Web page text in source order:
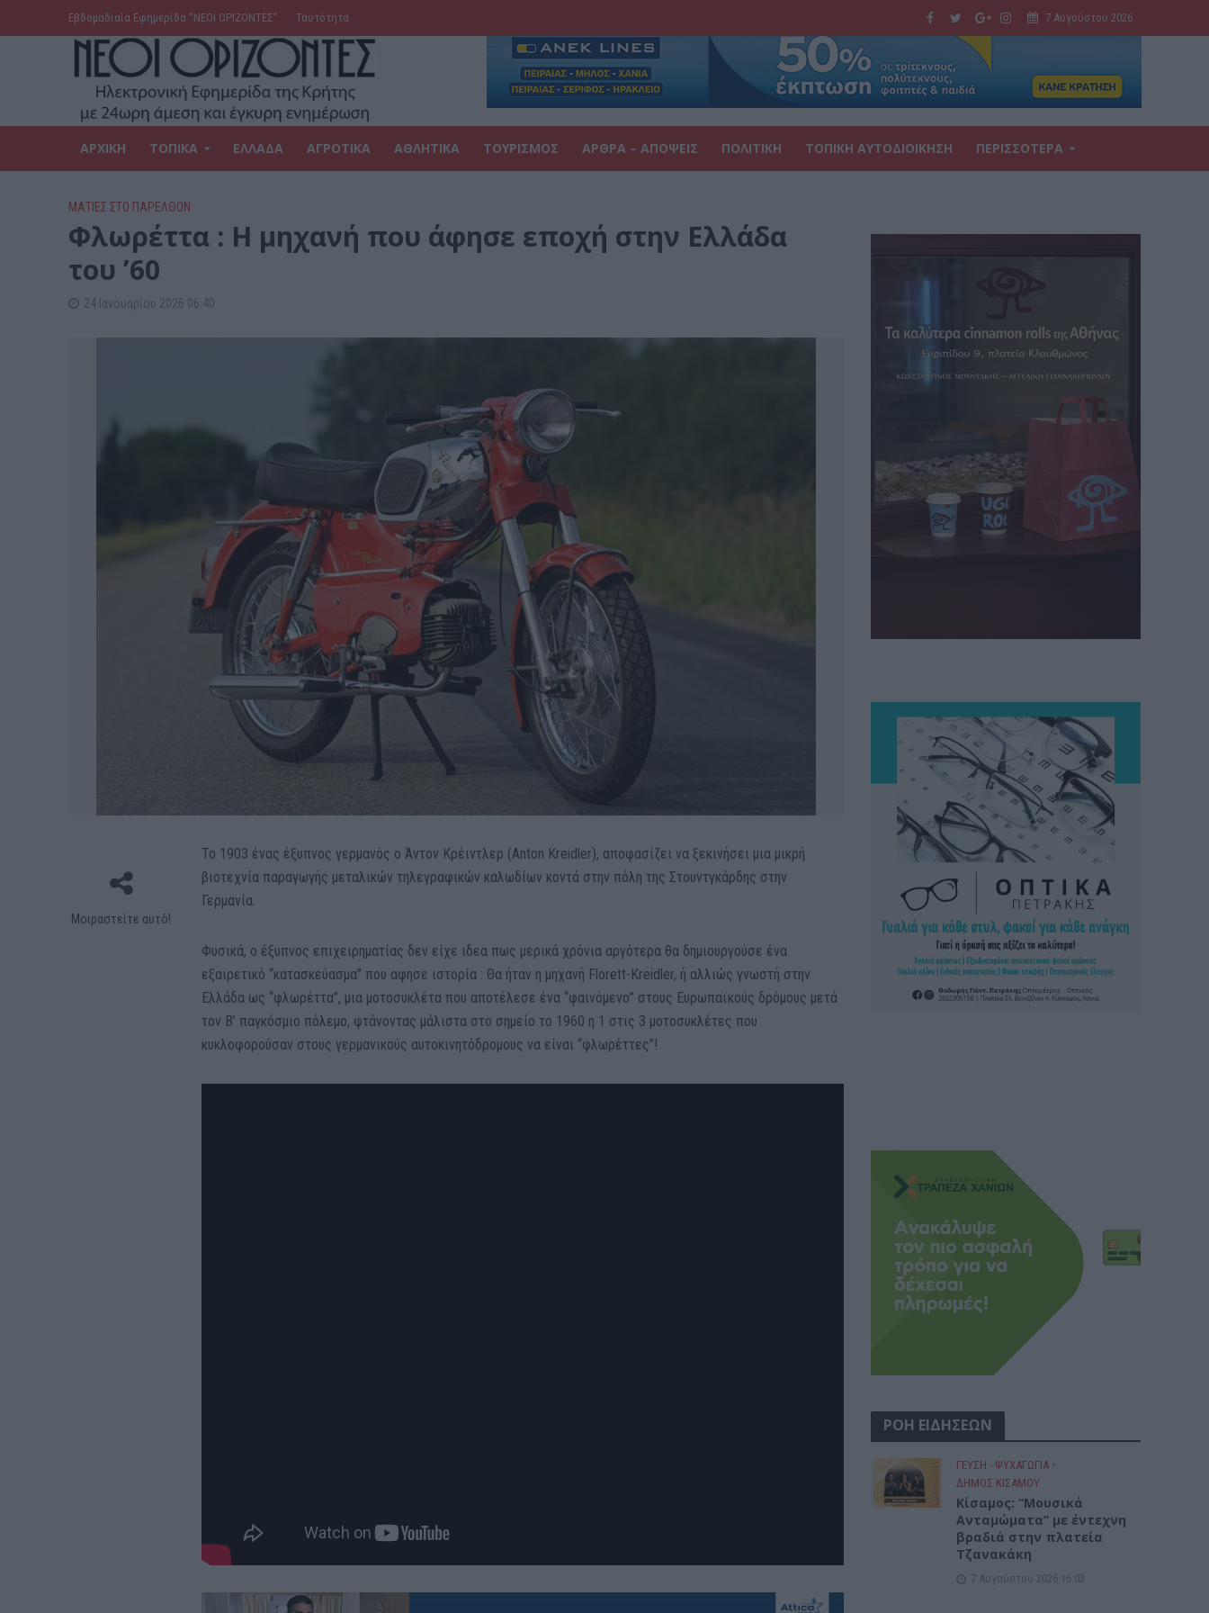
Εβδομαδιαία Εφημερίδα ‘’ΝΕΟΙ ΟΡΙΖΟΝΤΕΣ’’ Ταυτότητα 7 Αυγούστου 2026
ΑΡΧΙΚΗ ΤΟΠΙΚΑ ΕΛΛΑΔΑ ΑΓΡΟΤΙΚΑ ΑΘΛΗΤΙΚΑ ΤΟΥΡΙΣΜΟΣ ΑΡΘΡΑ – ΑΠΟΨΕΙΣ ΠΟΛΙΤΙΚΗ ΤΟΠΙΚΗ ΑΥΤΟΔΙΟΙΚΗΣΗ ΠΕΡΙΣΣΟΤΕΡΑ
ΜΑΤΙΕΣ ΣΤΟ ΠΑΡΕΛΘΟΝ
Φλωρέττα : Η μηχανή που άφησε εποχή στην Ελλάδα
του ’60
24 Ιανουαρίου 2026 06:40
Μοιραστείτε αυτό!
Το 1903 ένας έξυπνος γερμανός ο Άντον Κρέιντλερ (Anton Kreidler), αποφασίζει να ξεκινήσει μια μικρή
βιοτεχνία παραγωγής μεταλικών τηλεγραφικών καλωδίων κοντά στην πόλη της Στουντγκάρδης στην
Γερμανία.
Φυσικά, ο έξυπνος επιχειρηματίας δεν είχε ιδεα πως μερικά χρόνια αργότερα θα δημιουργούσε ένα
εξαιρετικό “κατασκεύασμα” που αφησε ιστoρία : Θα ήταν η μηχανή Florett-Kreidler, ή αλλιώς γνωστή στην
Ελλάδα ως “φλωρέττα”, μια μοτοσυκλέτα που αποτέλεσε ένα “φαινόμενο” στους Ευρωπαϊκούς δρόμους μετά
τον Β’ παγκόσμιο πόλεμο, φτάνοντας μάλιστα στο σημείο το 1960 η 1 στις 3 μοτοσυκλέτες που
κυκλοφορούσαν στους γερμανικούς αυτοκινητόδρομους να είναι “φλωρέττες”!
ΡΟΗ ΕΙΔΗΣΕΩΝ
ΓΕΎΣΗ - ΨΥΧΑΓΩΓΊΑ •
ΔΉΜΟΣ ΚΙΣΆΜΟΥ
Κίσαμος: “Μουσικά
Ανταμώματα” με έντεχνη
βραδιά στην πλατεία
Τζανακάκη
7 Αυγούστου 2026 16:03